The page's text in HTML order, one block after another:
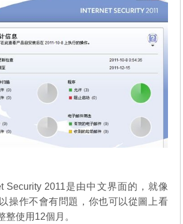
Security 2011是由中文界面的，就像
操作不會有問題，你也可以從圖上看
整使用12個月。